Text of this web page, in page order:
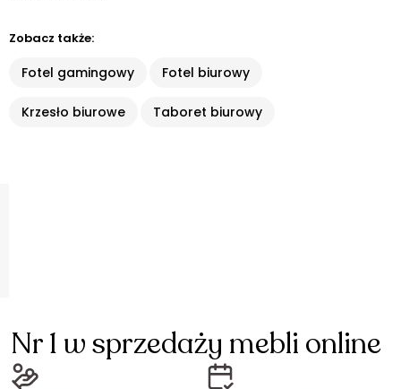
Zobacz także:
Fotel gamingowy Fotel biurowy
Krzesło biurowe Taboret biurowy
Nr 1 w sprzedaży mebli online